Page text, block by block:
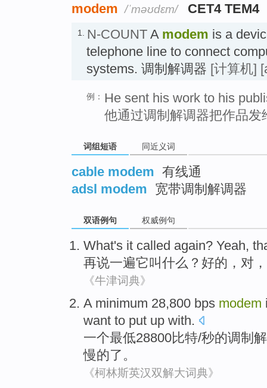
modem /ˈməʊdɛm/ CET4 TEM4
1. N-COUNT A modem is a
telephone line to connect
systems. 调制解调器 [计算机]
例： He sent his work to his
他通过调制解调器把作品发
词组短语 同近义词
cable modem 有线通
adsl modem 宽带调制解调器
双语例句 权威例句
What's it called again? Yeah,
再说一遍它叫 什么 ？ 好的 ， 对 ，
《牛津词典》
A minimum 28,800 bps modem
want to put up with.
一个最低28800比特/秒的调制
慢的了。
《柯林斯英汉双解大词典》